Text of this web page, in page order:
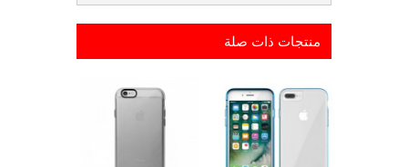
منتجات ذات صلة